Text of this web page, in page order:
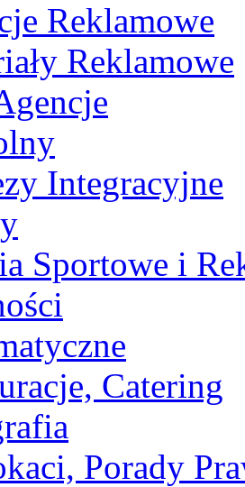
Reklamowe
Reklamowe
Integracyjne
Sportowe i
Catering
Porady